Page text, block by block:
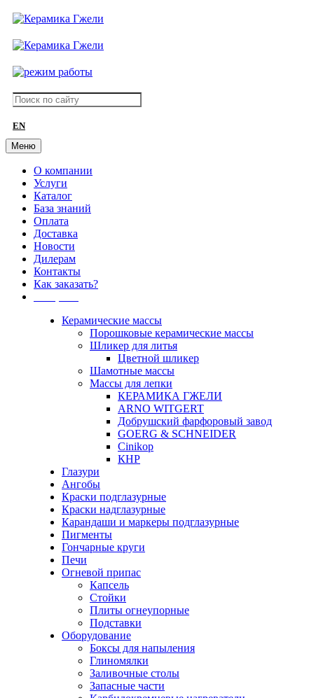
EN
Меню
О компании
Услуги
Каталог
База знаний
Оплата
Доставка
Новости
Дилерам
Контакты
Как заказать?
Керамические массы
Порошковые керамические массы
Шликер для литья
Цветной шликер
Шамотные массы
Массы для лепки
КЕРАМИКА ГЖЕЛИ
ARNO WITGERT
Добрушский фарфоровый завод
GOERG & SCHNEIDER
Cinikop
КНР
Глазури
Ангобы
Краски подглазурные
Краски надглазурные
Карандаши и маркеры подглазурные
Пигменты
Гончарные круги
Печи
Огневой припас
Капсель
Стойки
Плиты огнеупорные
Подставки
Оборудование
Боксы для напыления
Глиномялки
Заливочные столы
Запасные части